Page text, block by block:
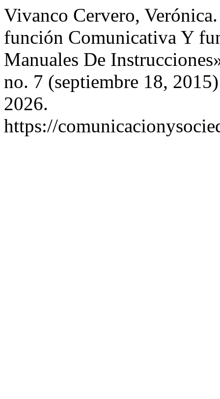
Vivanco Cervero,
función Comunicativa Y
Manuales De
no. 7 (septiembre 18,
2026.
https://